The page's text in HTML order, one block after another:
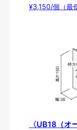
¥3,150/個（最
〈UB18（オ